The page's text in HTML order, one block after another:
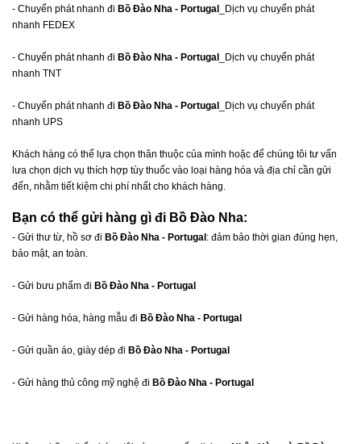
- Chuyển phát nhanh đi Bồ Đào Nha - Portugal
_Dịch vụ chuyển phát
nhanh FEDEX
- Chuyển phát nhanh đi Bồ Đào Nha - Portugal
_Dịch vụ chuyển phát
nhanh TNT
- Chuyển phát nhanh đi Bồ Đào Nha - Portugal
_Dịch vụ chuyển phát
nhanh UPS
Khách hàng có thể lựa chọn thân thuộc của mình hoặc để chúng tôi tư vấn
lưa chọn dịch vụ thích hợp tùy thuốc vào loại hàng hóa và địa chỉ cần gửi
đến, nhằm tiết kiệm chi phí nhất cho khách hàng.
Bạn có thể gửi hàng gì đi Bồ Đào Nha:
- Gửi thư từ, hồ sơ đi Bồ Đào Nha - Portugal : đảm bảo thời gian đúng hẹn,
bảo mật, an toàn.
- Gửi bưu phẩm đi Bồ Đào Nha - Portugal
- Gửi hàng hóa, hàng mẫu đi Bồ Đào Nha - Portugal
- Gửi quần áo, giày dép đi Bồ Đào Nha - Portugal
- Gửi hàng thủ công mỹ nghệ đi Bồ Đào Nha - Portugal